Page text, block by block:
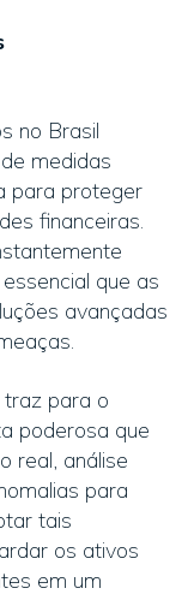
no Brasil
medidas
para proteger
financeiras.
que as
avançadas
para o
poderosa que
real, análise
para
tais
os ativos
em um